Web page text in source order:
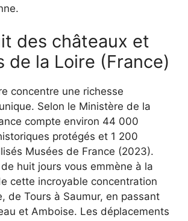
des châteaux et
de la Loire (France)
concentre une richesse
Selon le Ministère de la
compte environ 44 000
protégés et 1 200
Musées de France (2023).
huit jours vous emmène à la
cette incroyable concentration
de Tours à Saumur, en passant
et Amboise. Les déplacements